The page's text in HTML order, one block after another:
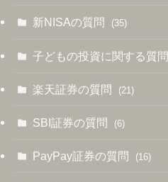
新NISAの質問 (35)
子どもの投資に関する質問
楽天証券の質問 (21)
SBI証券の質問 (6)
PayPay証券の質問 (16)